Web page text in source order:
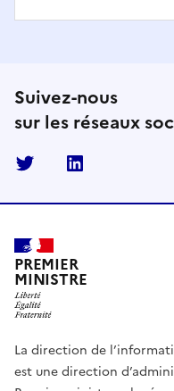
Suivez-nous
sur les réseaux
Twitter
PREMIER
MINISTRE
La direction de
est une direction